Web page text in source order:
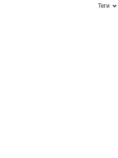
Теги